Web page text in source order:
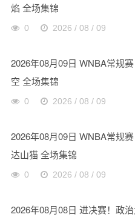
焰 全场集锦
0 2026 / 08 / 09
2026年08月09日 WNBA常规
空 全场集锦
0 2026 / 08 / 09
2026年08月09日 WNBA常规
达山猫 全场集锦
0 2026 / 08 / 09
2026年08月08日 进决赛！政